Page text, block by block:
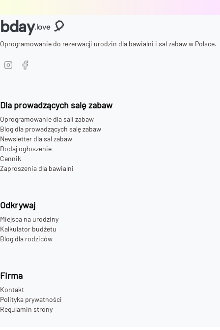
bday.love 🎈
Oprogramowanie do rezerwacji urodzin dla bawialni i sal zabaw w Polsce.
Dla prowadzących salę zabaw
Oprogramowanie dla sali zabaw
Blog dla prowadzących salę zabaw
Newsletter dla sal zabaw
Dodaj ogłoszenie
Cennik
Zaproszenia dla bawialni
Odkrywaj
Miejsca na urodziny
Kalkulator budżetu
Blog dla rodziców
Firma
Kontakt
Polityka prywatności
Regulamin strony